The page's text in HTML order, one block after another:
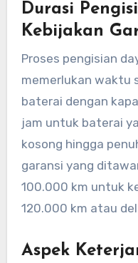
Durasi
Kebijakan
Proses pengisian
memerlukan waktu
baterai dengan
jam untuk baterai
kosong hingga
garansi yang
100.000 km untuk
120.000 km atau
Aspek